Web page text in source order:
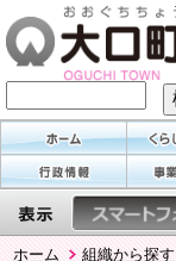
ホーム 組織から探す